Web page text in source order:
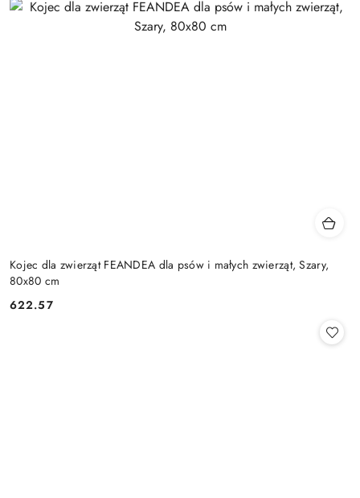
Kojec dla zwierząt FEANDEA dla psów i małych zwierząt, Szary,
80x80 cm
Cena:
622.57